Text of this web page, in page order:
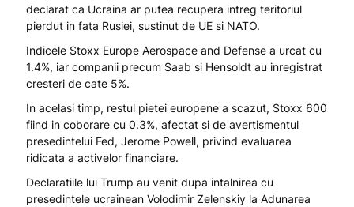
declarat ca Ucraina ar putea recupera intreg teritoriul
pierdut in fata Rusiei, sustinut de UE si NATO.
Indicele Stoxx Europe Aerospace and Defense a urcat cu
1.4%, iar companii precum Saab si Hensoldt au inregistrat
cresteri de cate 5%.
In acelasi timp, restul pietei europene a scazut, Stoxx 600
fiind in coborare cu 0.3%, afectat si de avertismentul
presedintelui Fed, Jerome Powell, privind evaluarea
ridicata a activelor financiare.
Declaratiile lui Trump au venit dupa intalnirea cu
presedintele ucrainean Volodimir Zelenskiy la Adunarea